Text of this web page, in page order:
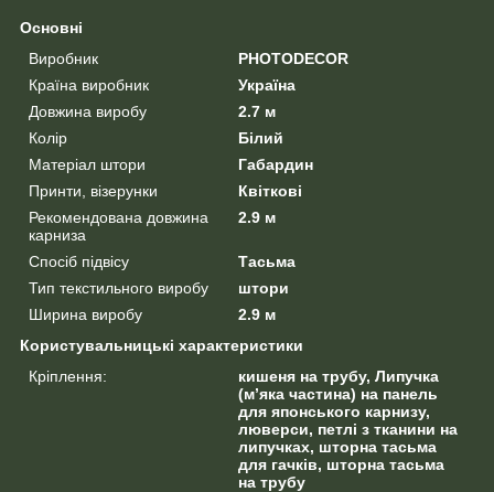
Основні
Виробник
PHOTODECOR
Країна виробник
Україна
Довжина виробу
2.7 м
Колір
Білий
Матеріал штори
Габардин
Принти, візерунки
Квіткові
Рекомендована довжина
карниза
2.9 м
Спосіб підвісу
Тасьма
Тип текстильного виробу
штори
Ширина виробу
2.9 м
Користувальницькі характеристики
Кріплення:
кишеня на трубу, Липучка
(м’яка частина) на панель
для японського карнизу,
люверси, петлі з тканини на
липучках, шторна тасьма
для гачків, шторна тасьма
на трубу